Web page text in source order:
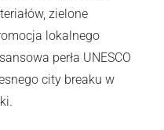
zielone
lokalnego
perła UNESCO
city breaku w